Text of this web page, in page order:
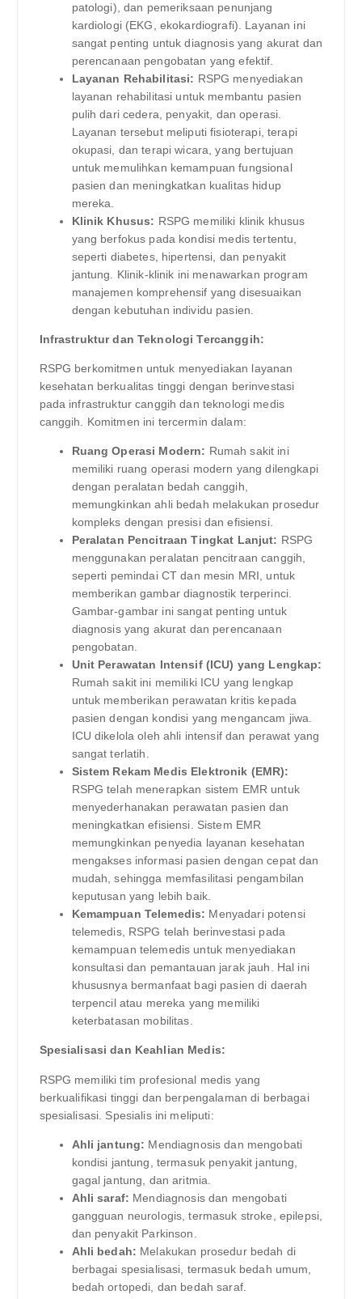
patologi), dan pemeriksaan penunjang
kardiologi (EKG, ekokardiografi). Layanan ini
sangat penting untuk diagnosis yang akurat dan
perencanaan pengobatan yang efektif.
Layanan Rehabilitasi: RSPG menyediakan
layanan rehabilitasi untuk membantu pasien
pulih dari cedera, penyakit, dan operasi.
Layanan tersebut meliputi fisioterapi, terapi
okupasi, dan terapi wicara, yang bertujuan
untuk memulihkan kemampuan fungsional
pasien dan meningkatkan kualitas hidup
mereka.
Klinik Khusus: RSPG memiliki klinik khusus
yang berfokus pada kondisi medis tertentu,
seperti diabetes, hipertensi, dan penyakit
jantung. Klinik-klinik ini menawarkan program
manajemen komprehensif yang disesuaikan
dengan kebutuhan individu pasien.
Infrastruktur dan Teknologi Tercanggih:
RSPG berkomitmen untuk menyediakan layanan
kesehatan berkualitas tinggi dengan berinvestasi
pada infrastruktur canggih dan teknologi medis
canggih. Komitmen ini tercermin dalam:
Ruang Operasi Modern: Rumah sakit ini
memiliki ruang operasi modern yang dilengkapi
dengan peralatan bedah canggih,
memungkinkan ahli bedah melakukan prosedur
kompleks dengan presisi dan efisiensi.
Peralatan Pencitraan Tingkat Lanjut: RSPG
menggunakan peralatan pencitraan canggih,
seperti pemindai CT dan mesin MRI, untuk
memberikan gambar diagnostik terperinci.
Gambar-gambar ini sangat penting untuk
diagnosis yang akurat dan perencanaan
pengobatan.
Unit Perawatan Intensif (ICU) yang Lengkap:
Rumah sakit ini memiliki ICU yang lengkap
untuk memberikan perawatan kritis kepada
pasien dengan kondisi yang mengancam jiwa.
ICU dikelola oleh ahli intensif dan perawat yang
sangat terlatih.
Sistem Rekam Medis Elektronik (EMR):
RSPG telah menerapkan sistem EMR untuk
menyederhanakan perawatan pasien dan
meningkatkan efisiensi. Sistem EMR
memungkinkan penyedia layanan kesehatan
mengakses informasi pasien dengan cepat dan
mudah, sehingga memfasilitasi pengambilan
keputusan yang lebih baik.
Kemampuan Telemedis: Menyadari potensi
telemedis, RSPG telah berinvestasi pada
kemampuan telemedis untuk menyediakan
konsultasi dan pemantauan jarak jauh. Hal ini
khususnya bermanfaat bagi pasien di daerah
terpencil atau mereka yang memiliki
keterbatasan mobilitas.
Spesialisasi dan Keahlian Medis:
RSPG memiliki tim profesional medis yang
berkualifikasi tinggi dan berpengalaman di berbagai
spesialisasi. Spesialis ini meliputi:
Ahli jantung: Mendiagnosis dan mengobati
kondisi jantung, termasuk penyakit jantung,
gagal jantung, dan aritmia.
Ahli saraf: Mendiagnosis dan mengobati
gangguan neurologis, termasuk stroke, epilepsi,
dan penyakit Parkinson.
Ahli bedah: Melakukan prosedur bedah di
berbagai spesialisasi, termasuk bedah umum,
bedah ortopedi, dan bedah saraf.